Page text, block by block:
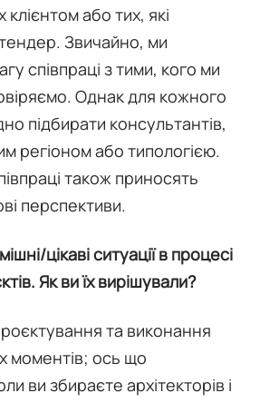
або тих, які
Звичайно, ми
співпраці з тими, кого ми
Однак для кожного
підбирати консультантів,
регіоном або типологією.
також приносять
перспективи.
цікаві ситуації в процесі
Як ви їх вирішували?
та виконання
моментів; ось що
ви збираєте архітекторів і